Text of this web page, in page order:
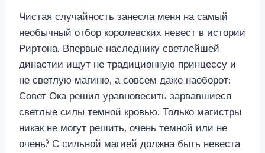
Чистая случайность занесла меня на самый
необычный отбор королевских невест в истории
Риртона. Впервые наследнику светлейшей
династии ищут не традиционную принцессу и
не светлую магиню, а совсем даже наоборот:
Совет Ока решил уравновесить зарвавшиеся
светлые силы темной кровью. Только магистры
никак не могут решить, очень темной или не
очень? С сильной магией должна быть невеста